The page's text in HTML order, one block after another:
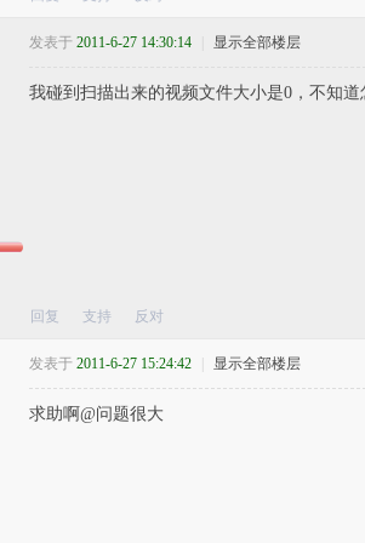
发表于 2011-6-27 14:30:14 显示全部楼层
我碰到扫描出来的视频文件大小是0，不知道
回复 支持 反对
发表于 2011-6-27 15:24:42 显示全部楼层
求助啊@问题很大